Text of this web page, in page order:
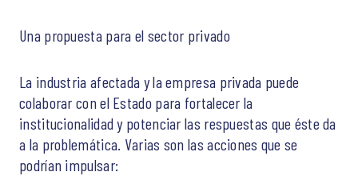
Una propuesta para el sector privado
La industria afectada y la empresa privada puede
colaborar con el Estado para fortalecer la
institucionalidad y potenciar las respuestas que éste da
a la problemática. Varias son las acciones que se
podrían impulsar: